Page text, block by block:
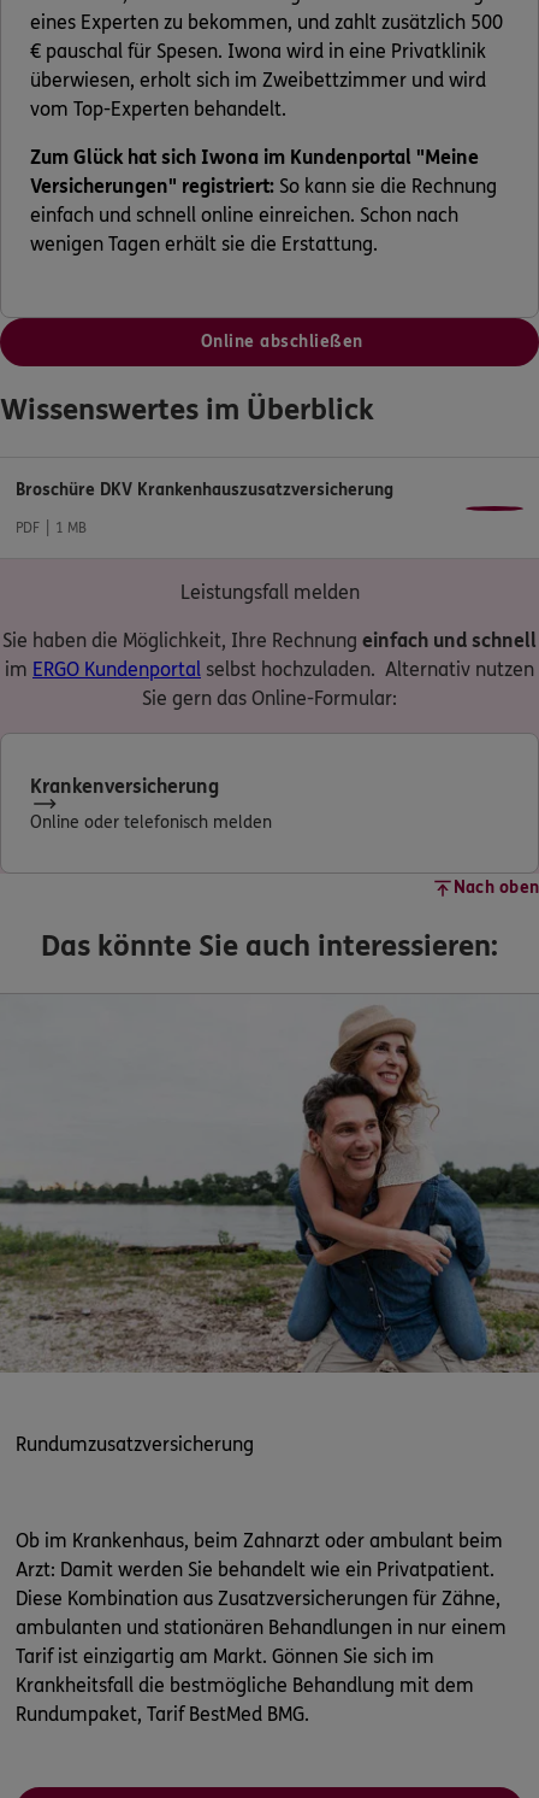
eines Experten zu bekommen, und zahlt zusätzlich 500
€ pauschal für Spesen. Iwona wird in eine Privatklinik
überwiesen, erholt sich im Zweibettzimmer und wird
vom Top-Experten behandelt.
Zum Glück hat sich Iwona im Kundenportal "Meine
Versicherungen" registriert: So kann sie die Rechnung
einfach und schnell online einreichen. Schon nach
wenigen Tagen erhält sie die Erstattung.
Online abschließen
Wissenswertes im Überblick
Broschüre DKV Krankenhauszusatzversicherung
PDF 1 MB
Leistungsfall melden
Sie haben die Möglichkeit, Ihre Rechnung einfach und schnell
im ERGO Kundenportal selbst hochzuladen. Alternativ nutzen
Sie gern das Online-Formular:
Krankenversicherung
Online oder telefonisch melden
Nach oben
Das könnte Sie auch interessieren:
Rundumzusatzversicherung
Ob im Krankenhaus, beim Zahnarzt oder ambulant beim
Arzt: Damit werden Sie behandelt wie ein Privatpatient.
Diese Kombination aus Zusatzversicherungen für Zähne,
ambulanten und stationären Behandlungen in nur einem
Tarif ist einzigartig am Markt. Gönnen Sie sich im
Krankheitsfall die bestmögliche Behandlung mit dem
Rundumpaket, Tarif BestMed BMG.